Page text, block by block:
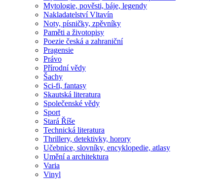
Mytologie, pověsti, báje, legendy
Nakladatelství Vltavín
Noty, písničky, zpěvníky
Paměti a životopisy
Poezie česká a zahraniční
Pragensie
Právo
Přírodní vědy
Šachy
Sci-fi, fantasy
Skautská literatura
Společenské vědy
Sport
Stará Říše
Technická literatura
Thrillery, detektivky, horory
Učebnice, slovníky, encyklopedie, atlasy
Umění a architektura
Varia
Vinyl